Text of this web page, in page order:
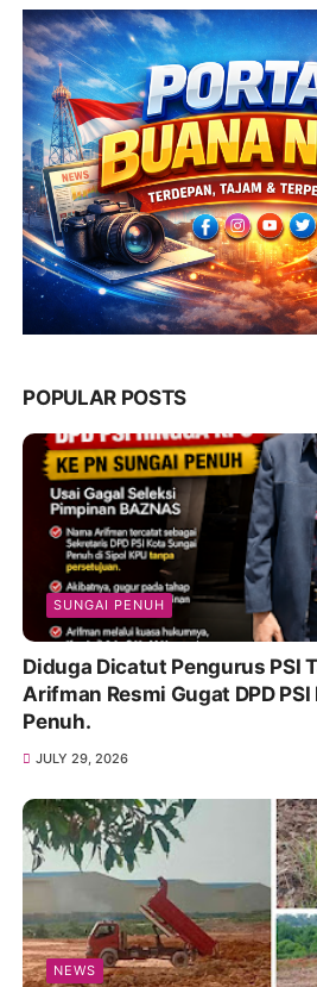
POPULAR POSTS
SUNGAI PENUH
Diduga Dicatut Pengurus PSI
Arifman Resmi Gugat DPD PSI
Penuh.
JULY 29, 2026
NEWS